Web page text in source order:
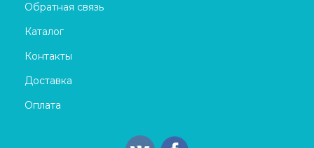
Обратная связь
Каталог
Контакты
Доставка
Оплата